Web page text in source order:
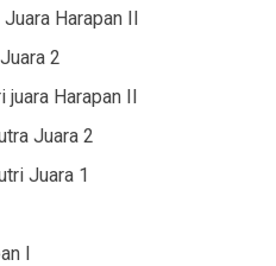
Harapan II
2
Harapan II
Juara 2
Juara 1
I